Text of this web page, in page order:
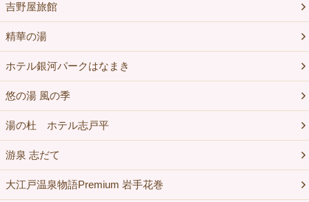
吉野屋旅館
精華の湯
ホテル銀河パークはなまき
悠の湯 風の季
湯の杜 ホテル志戸平
游泉 志だて
大江戸温泉物語Premium 岩手花巻